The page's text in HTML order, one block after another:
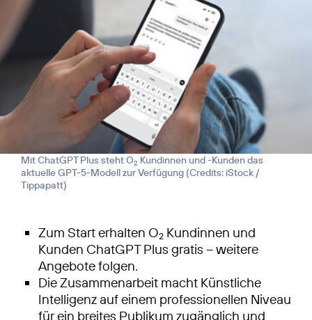
Mit ChatGPT Plus steht O2 Kundinnen und -Kunden das
aktuelle GPT-5-Modell zur Verfügung (Credits: iStock /
Tippapatt)
Zum Start erhalten O2 Kundinnen und
Kunden ChatGPT Plus gratis – weitere
Angebote folgen.
Die Zusammenarbeit macht Künstliche
Intelligenz auf einem professionellen Niveau
für ein breites Publikum zugänglich und